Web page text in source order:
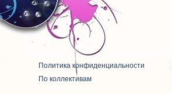
Политика конфиденциальности
По коллективам